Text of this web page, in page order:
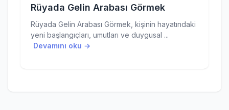
Rüyada Gelin Arabası Görmek
Rüyada Gelin Arabası Görmek, kişinin hayatındaki
yeni başlangıçları, umutları ve duygusal ...
Devamını oku →